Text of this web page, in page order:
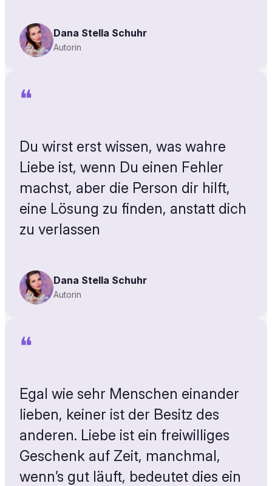
Dana Stella Schuhr
Autorin
❝
Du wirst erst wissen, was wahre
Liebe ist, wenn Du einen Fehler
machst, aber die Person dir hilft,
eine Lösung zu finden, anstatt dich
zu verlassen
Dana Stella Schuhr
Autorin
❝
Egal wie sehr Menschen einander
lieben, keiner ist der Besitz des
anderen. Liebe ist ein freiwilliges
Geschenk auf Zeit, manchmal,
wenn’s gut läuft, bedeutet dies ein